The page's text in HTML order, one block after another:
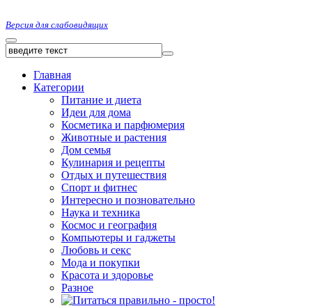
Версия для слабовидящих
Главная
Категории
Питание и диета
Идеи для дома
Косметика и парфюмерия
Животные и растения
Дом семья
Кулинария и рецепты
Отдых и путешествия
Спорт и фитнес
Интересно и позновательно
Наука и техника
Космос и география
Компьютеры и гаджеты
Любовь и секс
Мода и покупки
Красота и здоровье
Разное